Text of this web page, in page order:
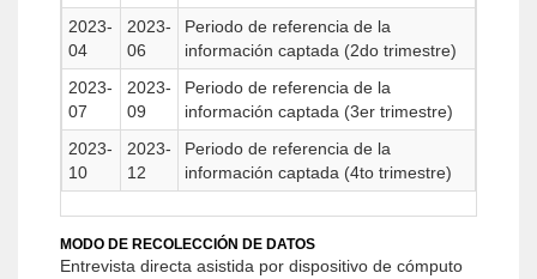
2023-
04
2023-
06
Periodo de referencia de la
información captada (2do trimestre)
2023-
07
2023-
09
Periodo de referencia de la
información captada (3er trimestre)
2023-
10
2023-
12
Periodo de referencia de la
información captada (4to trimestre)
MODO DE RECOLECCIÓN DE DATOS
Entrevista directa asistida por dispositivo de cómputo